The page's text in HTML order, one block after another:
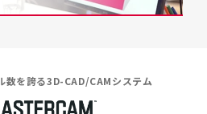
数を誇る3D-CAD/CAMシステム